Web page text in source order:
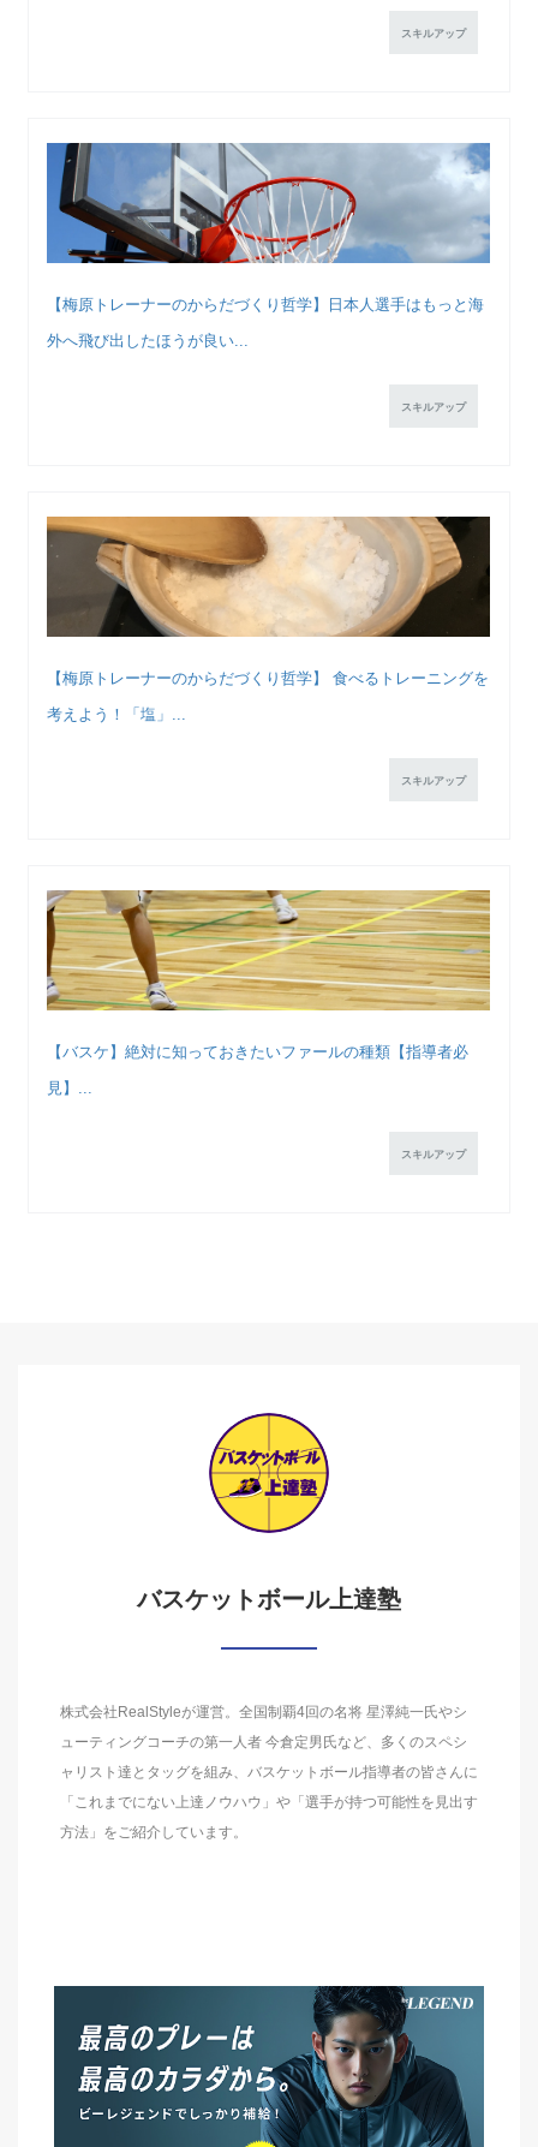
スキルアップ
【梅原トレーナーのからだづくり哲学】日本人選手はもっと海
外へ飛び出したほうが良い...
スキルアップ
【梅原トレーナーのからだづくり哲学】 食べるトレーニングを
考えよう！「塩」...
スキルアップ
【バスケ】絶対に知っておきたいファールの種類【指導者必
見】...
スキルアップ
バスケットボール上達塾
株式会社RealStyleが運営。全国制覇4回の名将 星澤純一氏やシ
ューティングコーチの第一人者 今倉定男氏など、多くのスペシ
ャリスト達とタッグを組み、バスケットボール指導者の皆さんに
「これまでにない上達ノウハウ」や「選手が持つ可能性を見出す
方法」をご紹介しています。